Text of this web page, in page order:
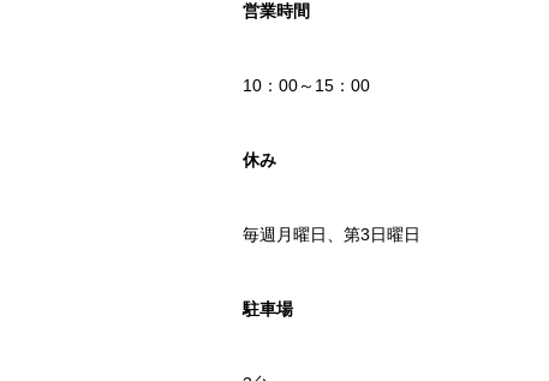
営業時間
10：00～15：00
休み
毎週月曜日、第3日曜日
駐車場